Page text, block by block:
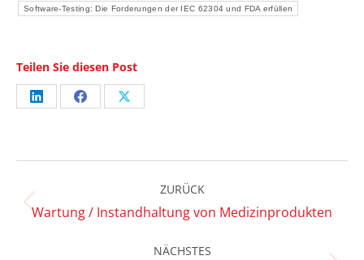
Software-Testing: Die Forderungen der IEC 62304 und FDA erfüllen
Teilen Sie diesen Post
Share Share Share
Kommentarnavigation
ZURÜCK
Vorheriger
Wartung / Instandhaltung von Medizinprodukten
NÄCHSTES